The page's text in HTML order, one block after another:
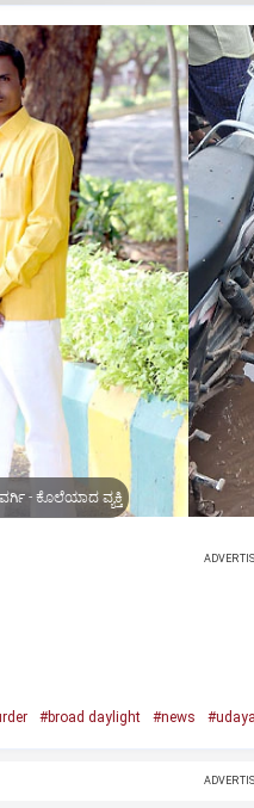
- ಕೊಲೆಯಾದ ವ್ಯಕ್ತಿ
#broad daylight #news